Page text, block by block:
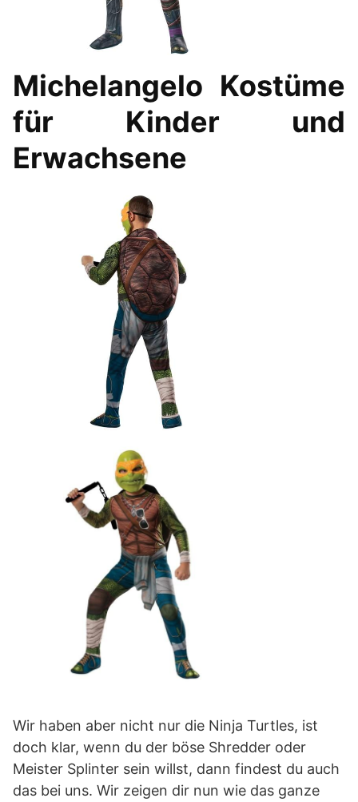
Michelangelo Kostüme
für Kinder und
Erwachsene
Wir haben aber nicht nur die Ninja Turtles, ist
doch klar, wenn du der böse Shredder oder
Meister Splinter sein willst, dann findest du auch
das bei uns. Wir zeigen dir nun wie das ganze